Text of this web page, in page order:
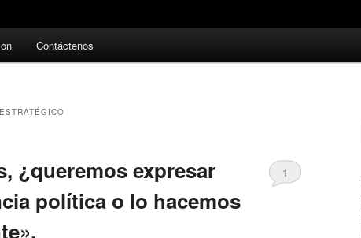
Contáctenos
¿queremos expresar
política o lo hacemos
1